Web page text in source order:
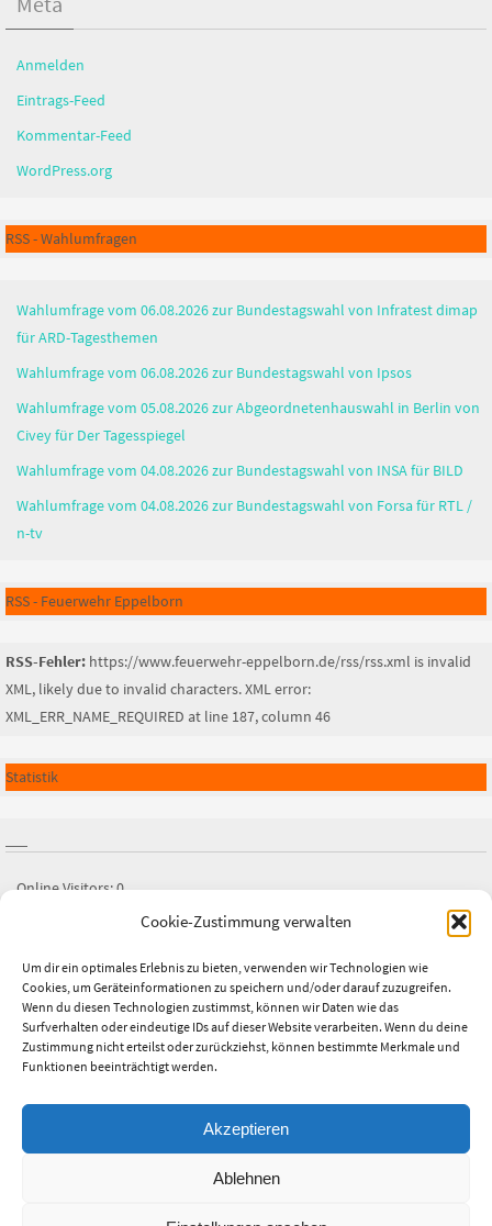
Cookie-Zustimmung verwalten
Um dir ein optimales Erlebnis zu bieten, verwenden wir Technologien wie
Cookies, um Geräteinformationen zu speichern und/oder darauf zuzugreifen.
Wenn du diesen Technologien zustimmst, können wir Daten wie das
Surfverhalten oder eindeutige IDs auf dieser Website verarbeiten. Wenn du deine
Zustimmung nicht erteilst oder zurückziehst, können bestimmte Merkmale und
Funktionen beeinträchtigt werden.
Akzeptieren
Ablehnen
Anmelden
Eintrags-Feed
Kommentar-Feed
WordPress.org
RSS - Wahlumfragen
Wahlumfrage vom 06.08.2026 zur Bundestagswahl von Infratest dimap
für ARD-Tagesthemen
Wahlumfrage vom 06.08.2026 zur Bundestagswahl von Ipsos
Wahlumfrage vom 05.08.2026 zur Abgeordnetenhauswahl in Berlin von
Civey für Der Tagesspiegel
Wahlumfrage vom 04.08.2026 zur Bundestagswahl von INSA für BILD
Wahlumfrage vom 04.08.2026 zur Bundestagswahl von Forsa für RTL /
n-tv
RSS - Feuerwehr Eppelborn
RSS-Fehler: https://www.feuerwehr-eppelborn.de/rss/rss.xml is invalid
XML, likely due to invalid characters. XML error:
XML_ERR_NAME_REQUIRED at line 187, column 46
Statistik
Online Visitors:0
Besucher gestern:
Besucher gesamt:2.672
Letztes Beitrags-Datum:25.07.2026
This text can be changed from the Miscellaneous section of the settings
dolor sit amet,consectetur adipiscing